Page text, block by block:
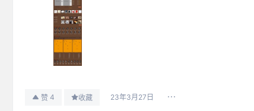
赞 4 收藏 23年3月27日